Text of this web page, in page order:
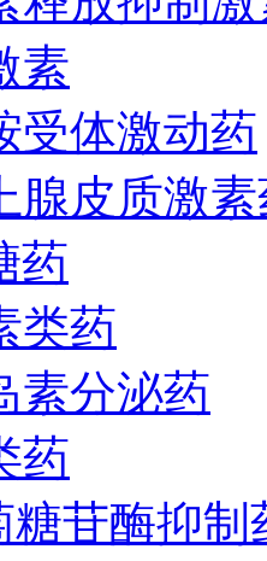
素
受体激动药
腺皮质激
药
类药
素分泌药
药
糖苷酶抑制